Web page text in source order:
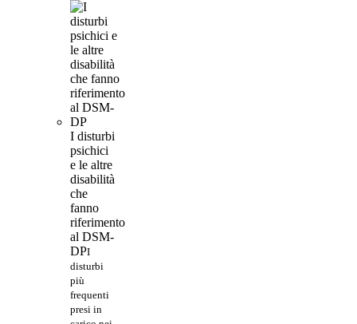
I disturbi
psichici
e le altre
disabilità
che
fanno
riferimento
al DSM-
DPI
disturbi
più
frequenti
presi in